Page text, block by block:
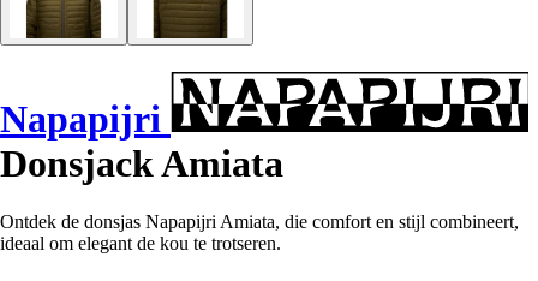
Napapijri
Donsjack Amiata
Ontdek de donsjas Napapijri Amiata, die comfort en stijl combineert,
ideaal om elegant de kou te trotseren.